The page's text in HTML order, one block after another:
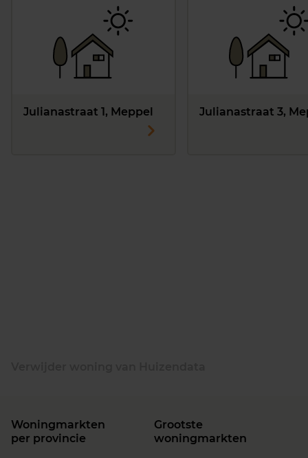
Julianastraat 1, Meppel Julianastraat 3,
Woningmarkten
per provincie
Grootste
woningmarkten